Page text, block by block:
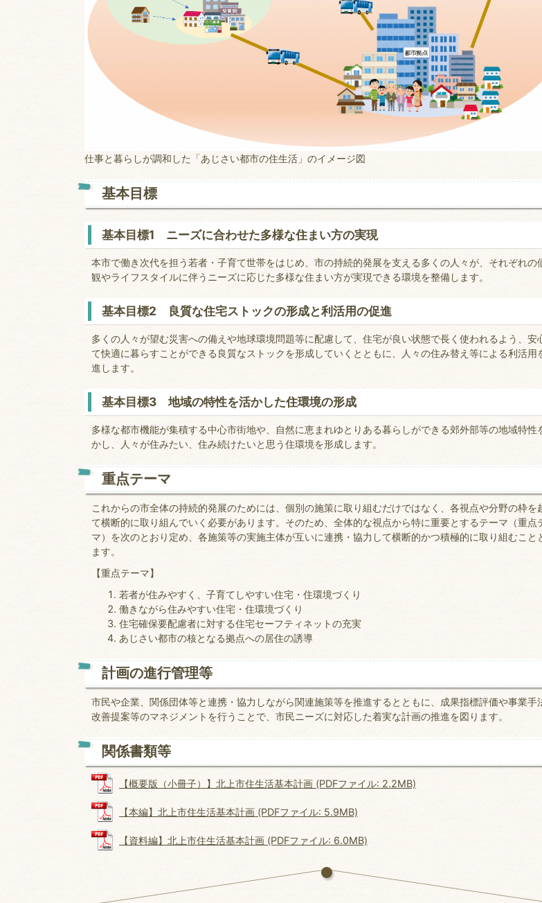
仕事と暮らしが調和した「あじさい都市の住生活」のイメージ図
基本目標
基本目標1 ニーズに合わせた多様な住まい方の実現
本市で働き次代を担う若者・子育て世帯をはじめ、市の持続的発展を支える多くの人々が、それぞれの
観やライフスタイルに伴うニーズに応じた多様な住まい方が実現できる環境を整備します。
基本目標2 良質な住宅ストックの形成と利活用の促進
多くの人々が望む災害への備えや地球環境問題等に配慮して、住宅が良い状態で長く使われるよう、安
て快適に暮らすことができる良質なストックを形成していくとともに、人々の住み替え等による利活用
進します。
基本目標3 地域の特性を活かした住環境の形成
多様な都市機能が集積する中心市街地や、自然に恵まれゆとりある暮らしができる郊外部等の地域特性
かし、人々が住みたい、住み続けたいと思う住環境を形成します。
重点テーマ
これからの市全体の持続的発展のためには、個別の施策に取り組むだけではなく、各視点や分野の枠を
て横断的に取り組んでいく必要があります。そのため、全体的な視点から特に重要とするテーマ（重点
マ）を次のとおり定め、各施策等の実施主体が互いに連携・協力して横断的かつ積極的に取り組むこと
ます。
【重点テーマ】
若者が住みやすく、子育てしやすい住宅・住環境づくり
働きながら住みやすい住宅・住環境づくり
住宅確保要配慮者に対する住宅セーフティネットの充実
あじさい都市の核となる拠点への居住の誘導
計画の進行管理等
市民や企業、関係団体等と連携・協力しながら関連施策等を推進するとともに、成果指標評価や事業手
改善提案等のマネジメントを行うことで、市民ニーズに対応した着実な計画の推進を図ります。
関係書類等
【概要版（小冊子）】北上市住生活基本計画 (PDFファイル: 2.2MB)
【本編】北上市住生活基本計画 (PDFファイル: 5.9MB)
【資料編】北上市住生活基本計画 (PDFファイル: 6.0MB)